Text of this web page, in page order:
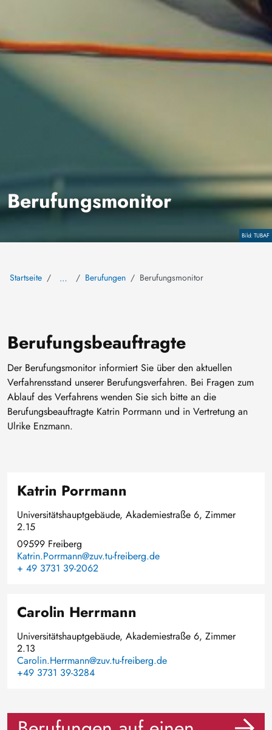
Copyright
TUBAF
Berufungsmonitor
Startseite … Berufungen Berufungsmonitor
Berufungsbeauftragte
Der Berufungsmonitor informiert Sie über den aktuellen
Verfahrensstand unserer Berufungsverfahren. Bei Fragen zum
Ablauf des Verfahrens wenden Sie sich bitte an die
Berufungsbeauftragte Katrin Porrmann und in Vertretung an
Ulrike Enzmann.
Katrin Porrmann
Universitätshauptgebäude, Akademiestraße 6, Zimmer
2.15
09599 Freiberg
Katrin.Porrmann@zuv.tu-freiberg.de
+ 49 3731 39-2062
Carolin Herrmann
Universitätshauptgebäude, Akademiestraße 6, Zimmer
2.13
Carolin.Herrmann@zuv.tu-freiberg.de
+49 3731 39-3284